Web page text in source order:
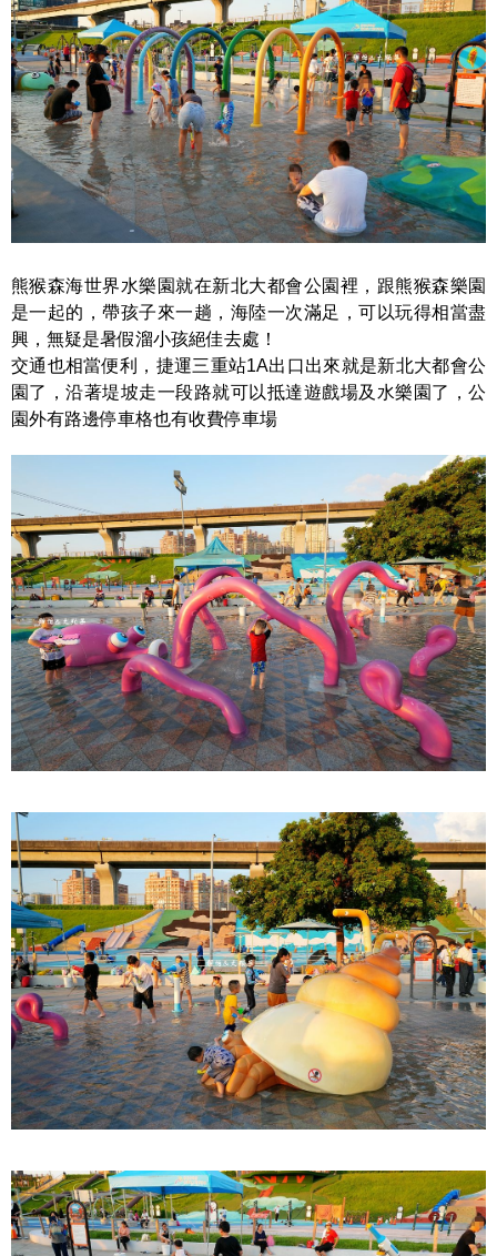
熊猴森海世界水樂園就在新北大都會公園裡，跟熊猴森樂園
是一起的，帶孩子來一趟，海陸一次滿足，可以玩得相當盡
興，無疑是暑假溜小孩絕佳去處！
交通也相當便利，捷運三重站1A出口出來就是新北大都會公
園了，沿著堤坡走一段路就可以抵達遊戲場及水樂園了，公
園外有路邊停車格也有收費停車場